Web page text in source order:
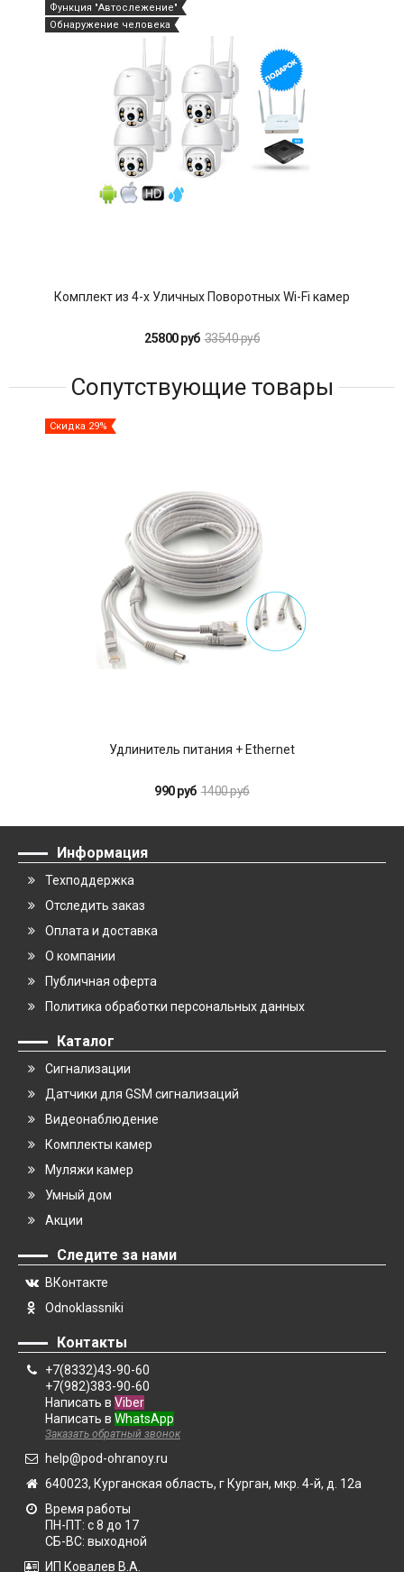
Функция "Автослежение"
Обнаружение человека
Комплект из 4-х Уличных Поворотных Wi-Fi камер
25800 руб 33540 руб
Сопутствующие товары
Скидка 29%
Удлинитель питания + Ethernet
990 руб 1400 руб
Информация
Техподдержка
Отследить заказ
Оплата и доставка
О компании
Публичная оферта
Политика обработки персональных данных
Каталог
Сигнализации
Датчики для GSM сигнализаций
Видеонаблюдение
Комплекты камер
Муляжи камер
Умный дом
Акции
Следите за нами
ВКонтакте
Odnoklassniki
Контакты
+7(8332)43-90-60
+7(982)383-90-60
Написать в Viber
Написать в WhatsApp
Заказать обратный звонок
help@pod-ohranoy.ru
640023, Курганская область, г Курган, мкр. 4-й, д. 12а
Время работы
ПН-ПТ: с 8 до 17
СБ-ВС: выходной
ИП Ковалев В.А.